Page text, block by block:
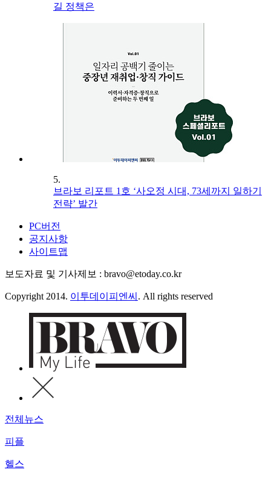
길 정책은
5.
브라보 리포트 1호 ‘사오정 시대, 73세까지 일하기
전략’ 발간
PC버전
공지사항
사이트맵
보도자료 및 기사제보 : bravo@etoday.co.kr
Copyright 2014. 이투데이피엔씨 . All rights reserved
전체뉴스
피플
헬스